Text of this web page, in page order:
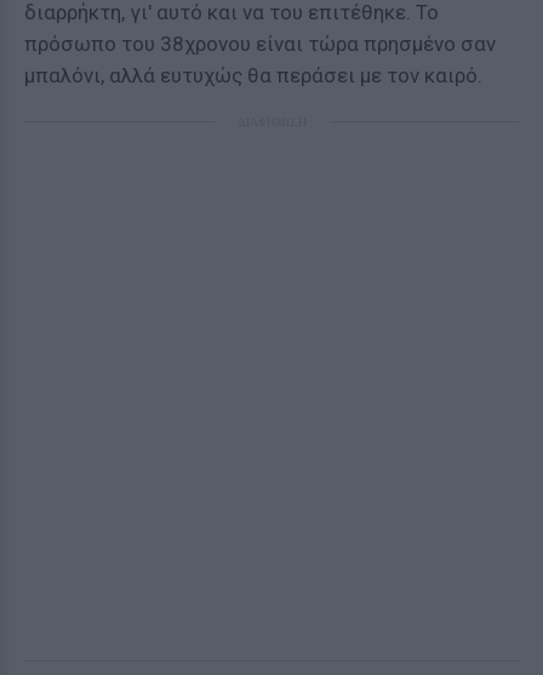
διαρρήκτη, γι' αυτό και να του επιτέθηκε. Το
πρόσωπο του 38χρονου είναι τώρα πρησμένο σαν
μπαλόνι, αλλά ευτυχώς θα περάσει με τον καιρό.